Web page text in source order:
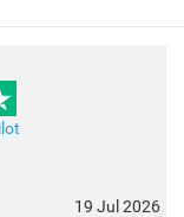
19 Jul 2026